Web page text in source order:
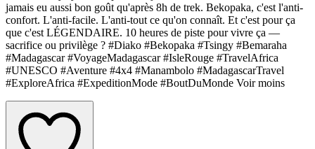
jamais eu aussi bon goût qu'après 8h de trek. Bekopaka, c'est l'anti-
confort. L'anti-facile. L'anti-tout ce qu'on connaît. Et c'est pour ça
que c'est LÉGENDAIRE. 10 heures de piste pour vivre ça —
sacrifice ou privilège ? #Diako #Bekopaka #Tsingy #Bemaraha
#Madagascar #VoyageMadagascar #IsleRouge #TravelAfrica
#UNESCO #Aventure #4x4 #Manambolo #MadagascarTravel
#ExploreAfrica #ExpeditionMode #BoutDuMonde Voir moins